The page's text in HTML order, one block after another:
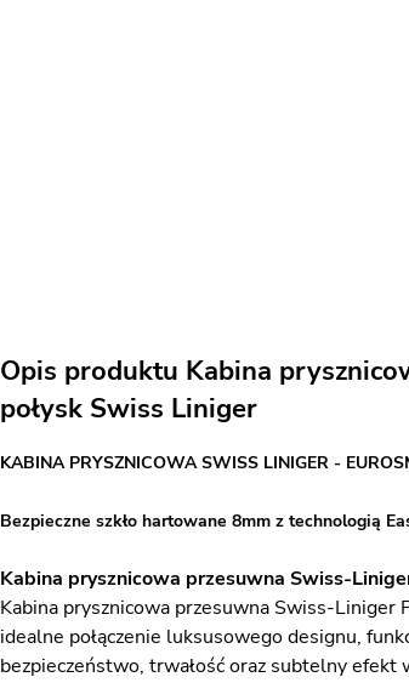
Opis produktu Kabina
połysk Swiss Liniger
KABINA PRYSZNICOWA SWISS LINIGER -
Bezpieczne szkło hartowane 8mm z technologią
Kabina prysznicowa przesuwna Swiss-
Kabina prysznicowa przesuwna Swiss-Liniger
idealne połączenie luksusowego designu,
bezpieczeństwo, trwałość oraz subtelny efekt